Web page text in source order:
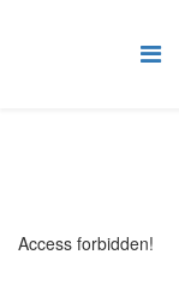
Access forbidden!